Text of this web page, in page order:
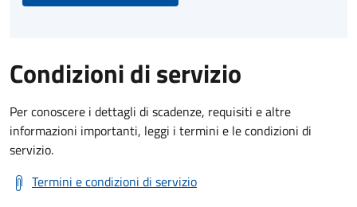
Condizioni di servizio
Per conoscere i dettagli di scadenze, requisiti e altre
informazioni importanti, leggi i termini e le condizioni di
servizio.
Termini e condizioni di servizio